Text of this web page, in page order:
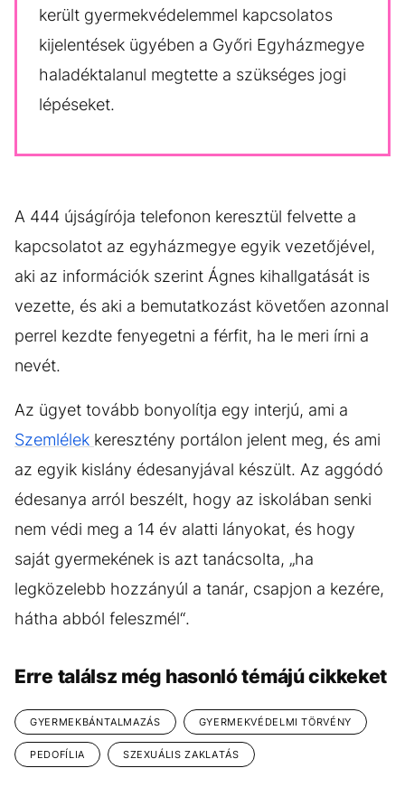
került gyermekvédelemmel kapcsolatos
kijelentések ügyében a Győri Egyházmegye
haladéktalanul megtette a szükséges jogi
lépéseket.
A 444 újságírója telefonon keresztül felvette a
kapcsolatot az egyházmegye egyik vezetőjével,
aki az információk szerint Ágnes kihallgatását is
vezette, és aki a bemutatkozást követően azonnal
perrel kezdte fenyegetni a férfit, ha le meri írni a
nevét.
Az ügyet tovább bonyolítja egy interjú, ami a
Szemlélek keresztény portálon jelent meg, és ami
az egyik kislány édesanyjával készült. Az aggódó
édesanya arról beszélt, hogy az iskolában senki
nem védi meg a 14 év alatti lányokat, és hogy
saját gyermekének is azt tanácsolta, „ha
legközelebb hozzányúl a tanár, csapjon a kezére,
hátha abból feleszmél“.
Erre találsz még hasonló témájú cikkeket
GYERMEKBÁNTALMAZÁS GYERMEKVÉDELMI TÖRVÉNY
PEDOFÍLIA SZEXUÁLIS ZAKLATÁS